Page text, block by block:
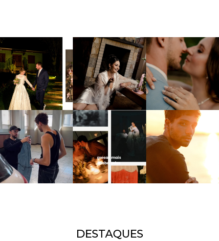
DESTAQUES